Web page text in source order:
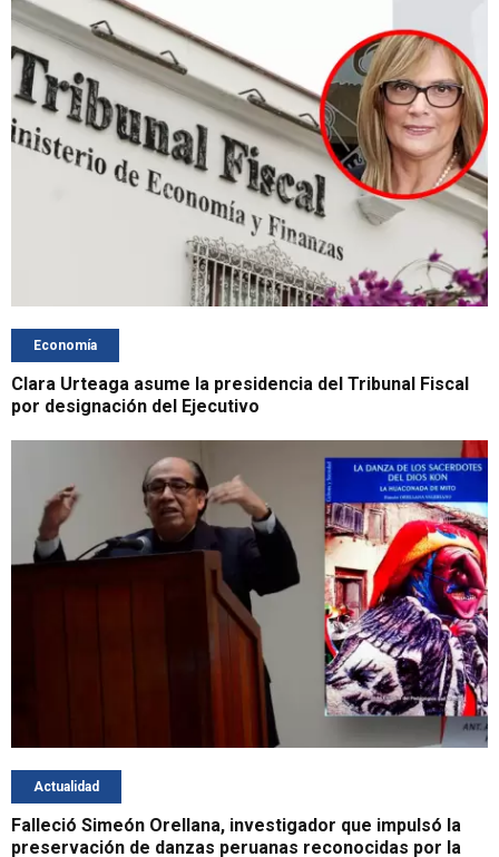
Economía
Clara Urteaga asume la presidencia del Tribunal Fiscal
por designación del Ejecutivo
Actualidad
Falleció Simeón Orellana, investigador que impulsó la
preservación de danzas peruanas reconocidas por la